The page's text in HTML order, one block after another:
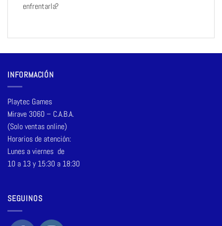
enfrentarla?
INFORMACIÓN
Playtec Games
Mirave 3060 – C.A.B.A.
(Solo ventas online)
Horarios de atención:
Lunes a viernes de
10 a 13 y 15:30 a 18:30
SEGUINOS